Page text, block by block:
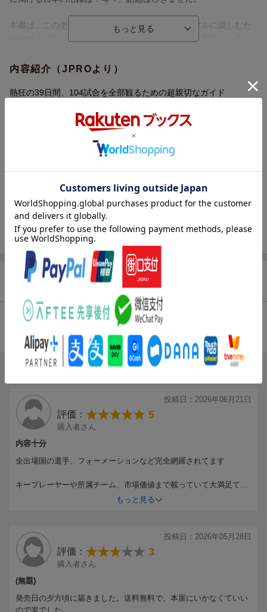
本書は、この史上最大規模 (全104試合) の大会をフルに楽しむた
めのガイドブックです。大会スケジュール、放送予定はもちろ
ヤー、監督紹介、戦術紹介) もたっぷりと。出場予想選手も総勢1
付きの選手名鑑となっており、まさしくテレビ観戦などのお供に
ア）は、最新の「最終登録メンバー」を収録しました。
内容紹介（JPROより）
熱狂の39日間、104試合を全部観るための超親切なガイド
・800人以上の顔写真付きの選手名鑑で選手のことがすぐわかる
・全104試合を唯一ライブ配信するDAZNの協力の下に作成した、
試合スケジュールなどを取り外して持ち運べる綴じこみ付録「小
冊子（観戦ハンドブック）」付き！
史上最大規模の北米大会（アメリカ、カナダ、メキシコの3カ国開
催）、全104試合の見どころをわかりやすく解説！
・出場48カ国分析（特徴、予想フォーメーション、キープレイヤ
ー、監督紹介、戦術紹介）
・出場予想選手、総数1500人強の基本情報を紹介。各国中心選手
は顔写真付きの選手名鑑として、プレーの特徴なども掲載。
・大会カレンダー
・大会のレギュレーション（ルール）など初心者にもわかりやす
く解説
・歴代日本代表の全記録も掲載
商品レビュー（2件）
総合評価：
条件に満たないため、評価は表示できません。
投稿日：2026年06月21日
評価： 5
購入者さん
内容十分
全出場国の選手、フォーメーションなど完全網羅されてます
キープレーヤーや所属チーム、市場価値まで載っていて大満足て
もっと見る
投稿日：2026年05月28日
評価： 3
購入者さん
(無題)
発売日の夕方頃に届きました。送料無料で、本屋にいかなくていい
ので楽でした。